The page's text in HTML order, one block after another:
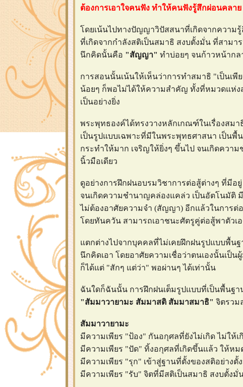
ต้องการเอาใจคนฟัง ทำให้คนฟังรู้สึกผ่อนคลา
ดยเน้นไปทางปัญญาวิปัสสนาที่เกิดจากควา
ที่เกิดจากกำลังสติเป็นสมาธิ สงบตั้งมั่น ที่สาม
นึกคิดนั้นคือ "สัญญา" ทำบ่อยๆ จนก้าวหน้ากล
การสอนนั้นเน้นให้เห็นว่าการทำสมาธิ "เป็นเพี
น้อยๆ ก็พอไม่ได้ให้ความสำคัญ ทั้งที่หมวดแห่
เป็นอย่างยิ่ง
พระพุทธองค์ได้ทรงวางหลักเกณฑ์ในเรื่องสม
เป็นรูปแบบเฉพาะที่มีในพระพุทธศาสนา เป็น
กระทำให้มาก เจริญให้ยิ่งๆ ขึ้นไป จนเกิดควา
นิ้วมือเดียว
ดูอย่างการฝึกฝนอบรมวิชาการต่อสู้ต่างๆ ที่มีอ
จนเกิดความชำนาญคล่องแคล่ว เป็นอัตโนมัติ
ไม่ต้องอาศัยความจำ (สัญญา) อีกแล้วในการ
ดยทันควัน สามารถเอาชนะศัตรูคู่ต่อสู้พาตัวเอ
ตกต่างไปจากบุคคลที่ไม่เคยฝึกฝนรูปแบบพื้นฐ
นึกคิดเอา โดยอาศัยความเชื่อว่าตนเองนั้นเป็
ก็ได้แต่ "สักๆ แต่ว่า" พอผ่านๆ ได้เท่านั้น
ฉันใดก็ฉันนั้น การฝึกฝนเต็มรูปแบบที่เป็นพื้นฐ
"สัมมาวายามะ สัมมาสติ สัมมาสมาธิ" จิตรวม
สัมมาวายามะ
มีความเพียร "ป้อง" กันอกุศลที่ยังไม่เกิด ไม่ให้เ
มีความเพียร "ปัด" ทิ้งอกุศลที่เกิดขึ้นแล้ว ให้หม
มีความเพียร "รุก" เข้าสู่ฐานที่ตั้งของสติอย่างตั้
มีความเพียร "รับ" จิตที่มีสติเป็นสมาธิ สงบตั้งมั่